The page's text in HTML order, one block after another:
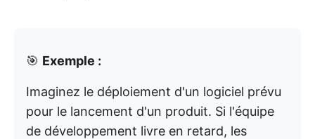
🎯 Exemple :
Imaginez le déploiement d'un logiciel prévu
pour le lancement d'un produit. Si l'équipe
de développement livre en retard, les